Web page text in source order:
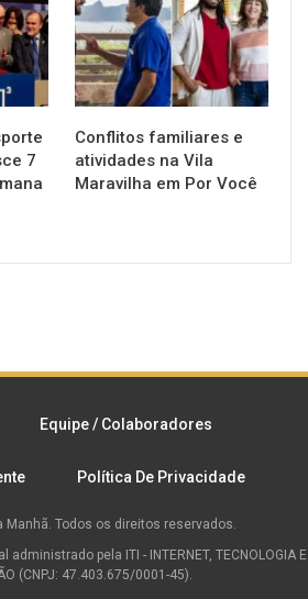
7
Conflitos familiares e
atividades na Vila
Maravilha em Por Você
Equipe / Colaboradores
Política De Privacidade
Manhã. Todos os direitos reservados.
pela ITI - INTERNET, TECNOLOGIA E
(CNPJ: 47.403.675/0001-45).